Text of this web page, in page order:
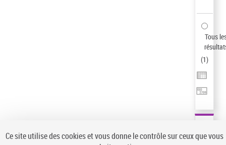
Tous
(1)
Ce site utilise des cookies et vous donne le contrôle sur ceux que vous